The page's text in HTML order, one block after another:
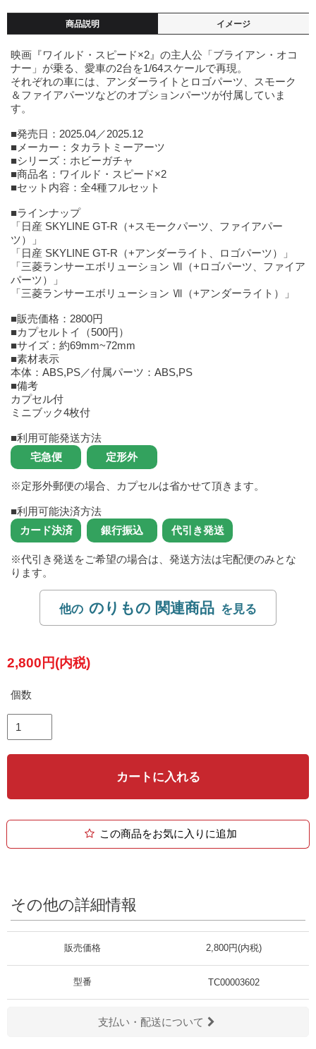
商品説明 イメージ
映画『ワイルド・スピード×2』の主人公「ブライアン・オコ
ナー」が乗る、愛車の2台を1/64スケールで再現。
それぞれの車には、アンダーライトとロゴパーツ、スモーク
＆ファイアパーツなどのオプションパーツが付属していま
す。
■発売日：2025.04／2025.12
■メーカー：タカラトミーアーツ
■シリーズ：ホビーガチャ
■商品名：ワイルド・スピード×2
■セット内容：全4種フルセット
■ラインナップ
「日産 SKYLINE GT-R（+スモークパーツ、ファイアパー
ツ）」
「日産 SKYLINE GT-R（+アンダーライト、ロゴパーツ）」
「三菱ランサーエボリューション Ⅶ（+ロゴパーツ、ファイア
パーツ）」
「三菱ランサーエボリューション Ⅶ（+アンダーライト）」
■販売価格：2800円
■カプセルトイ（500円）
■サイズ：約69mm~72mm
■素材表示
本体：ABS,PS／付属パーツ：ABS,PS
■備考
カプセル付
ミニブック4枚付
■利用可能発送方法
※定形外郵便の場合、カプセルは省かせて頂きます。
■利用可能決済方法
※代引き発送をご希望の場合は、発送方法は宅配便のみとな
ります。
のりもの 関連商品
2,800円(内税)
個数
カートに入れる
この商品をお気に入りに追加
その他の詳細情報
販売価格 2,800円(内税)
型番 TC00003602
支払い・配送について